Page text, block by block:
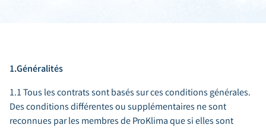
1.Généralités
1.1 Tous les contrats sont basés sur ces conditions générales.
Des conditions différentes ou supplémentaires ne sont
reconnues par les membres de ProKlima que si elles sont